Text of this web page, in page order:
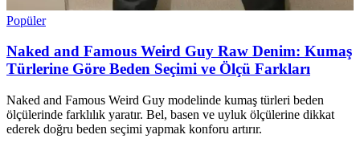
Popüler
Naked and Famous Weird Guy Raw Denim: Kumaş
Türlerine Göre Beden Seçimi ve Ölçü Farkları
Naked and Famous Weird Guy modelinde kumaş türleri beden
ölçülerinde farklılık yaratır. Bel, basen ve uyluk ölçülerine dikkat
ederek doğru beden seçimi yapmak konforu artırır.